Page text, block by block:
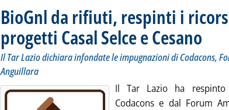
BioGnl da rifiuti, respinti i
progetti Casal Selce e Cesano
Il Tar Lazio dichiara infondate le impugnazioni di Codacons,
Anguillara
Il Tar Lazio ha
Codacons e dal Forum